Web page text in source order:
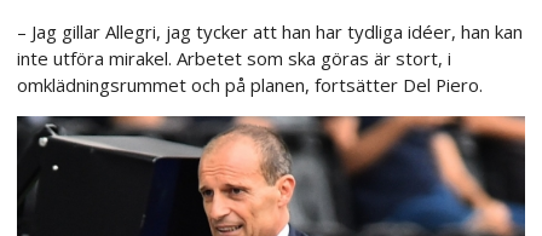
– Jag gillar Allegri, jag tycker att han har tydliga idéer, han kan
inte utföra mirakel. Arbetet som ska göras är stort, i
omklädningsrummet och på planen, fortsätter Del Piero.